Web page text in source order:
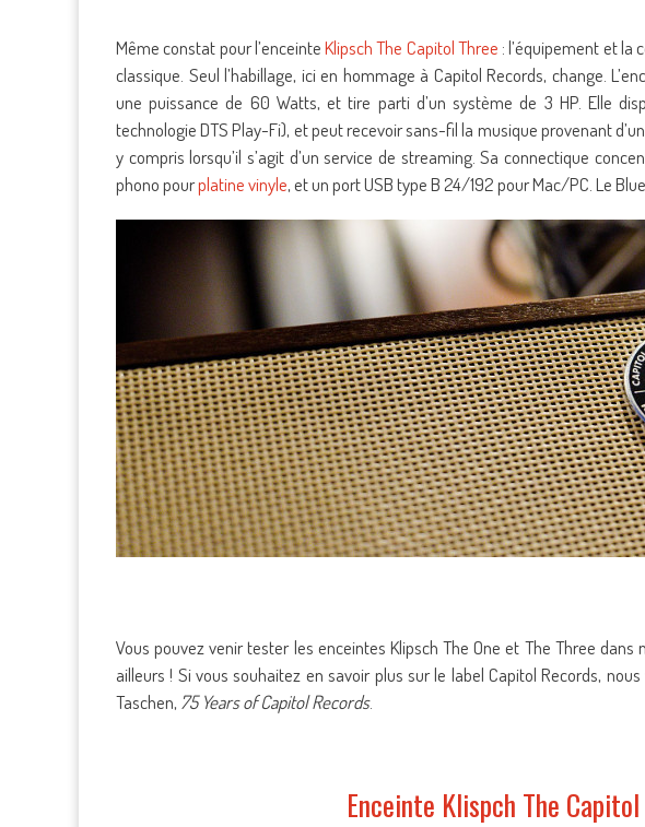
Même constat pour l’enceinteKlipsch The Capitol Three : l’équipement et la
classique. Seul l’habillage, ici en hommage à Capitol Records, change.
une puissance de 60 Watts, et tire parti d’un système de 3 HP. Elle
technologie DTS Play-Fi), et peut recevoir sans-fil la musique provenant
y compris lorsqu’il s’agit d’un service de streaming. Sa connectique
phono pourplatine vinyle, et un port USB type B 24/192 pour Mac/PC. Le
Vous pouvez venir tester les enceintes Klipsch The One et The Three dans
ailleurs ! Si vous souhaitez en savoir plus sur le label Capitol Records,
Taschen, 75 Years of Capitol Records.
Enceinte Klispch The Capitol